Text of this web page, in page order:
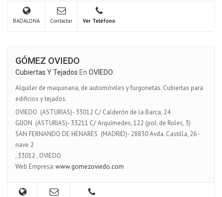
BADALONA Contactar Ver Teléfono
GÓMEZ OVIEDO
Cubiertas Y Tejados En OVIEDO
Alquiler de maquinaria, de automóviles y furgonetas. Cubiertas para
edificios y tejados.
OVIEDO (ASTURIAS)- 33012 C/ Calderón de la Barca, 24
GIJON (ASTURIAS)- 33211 C/ Arquímedes, 122 (pol. de Roles, 3)
SAN FERNANDO DE HENARES (MADRID)- 28830 Avda. Castilla, 26 -
nave 2
, 33012 , OVIEDO
Web Empresa:www.gomezoviedo.com